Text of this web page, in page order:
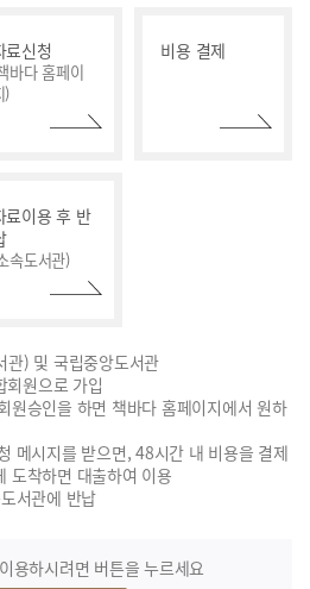
료신청
바다 홈페이
)
비용 결제
료이용 후 반
속도서관)
) 및 국립중앙도서관
원으로 가입
승인을 하면 책바다 홈페이지에서 원하
메시지를 받으면, 48시간 내 비용을 결제
착하면 대출하여 이용
서관에 반납
용하시려면 버튼을 누르세요